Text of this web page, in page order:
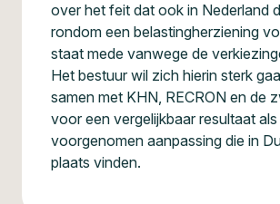
over het feit dat ook in Nederland
rondom een belastingherziening
staat mede vanwege de
Het bestuur wil zich hierin sterk
samen met KHN, RECRON en de
voor een vergelijkbaar resultaat als
voorgenomen aanpassing die in
plaats vinden.